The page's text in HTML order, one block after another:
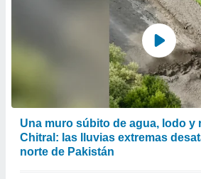
Una muro súbito de agua, lodo y
Chitral: las lluvias extremas
norte de Pakistán